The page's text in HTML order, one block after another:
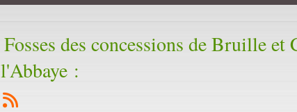
Fosses des concessions de Bruille et
l'Abbaye :